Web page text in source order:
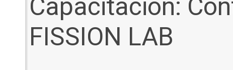
Capacitación:
FISSION LAB